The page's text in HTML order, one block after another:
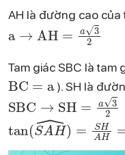
AH là đường cao của
a→AH=a32
Tam giác SBC là tam
BC=a
). SH là
SH
(SAH^) HAH